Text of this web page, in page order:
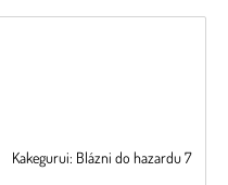
Kakegurui: Blázni do hazardu 7